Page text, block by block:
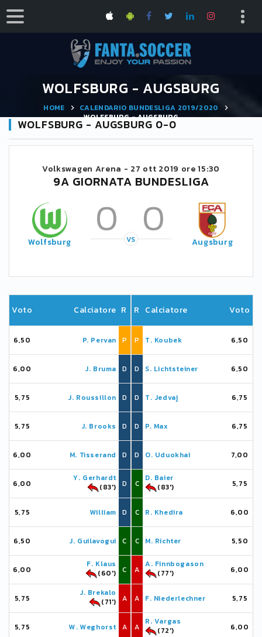
WOLFSBURG - AUGSBURG
HOME
CALENDARIO BUNDESLIGA 2019/2020
WOLFSBURG - AUGSBURG
WOLFSBURG - AUGSBURG 0-0
Volkswagen Arena - 27 ott 2019 ore 15:30
9A GIORNATA BUNDESLIGA
Wolfsburg 0 0
VS Augsburg
Voto Calciatore R
6,50 P. Pervan P
6,00 J. Bruma D
5,75 J. Roussillon D
5,75 J. Brooks D
6,00 M. Tisserand D
6,00
Y. Gerhardt
(83')
D
5,75 William D
6,50 J. Guilavogui C
6,00
F. Klaus
(60')
C
5,75
J. Brekalo
(71')
A
5,75 W. Weghorst A
R Calciatore Voto
P T. Koubek 6,50
D S. Lichtsteiner 6,50
D T. Jedvaj 6,75
D P. Max 6,75
D O. Uduokhai 7,00
C
D. Baier
(83')
5,75
C R. Khedira 6,00
C M. Richter 5,50
A
A. Finnbogason
(77')
6,00
A F. Niederlechner 5,75
A
R. Vargas
(72')
6,00